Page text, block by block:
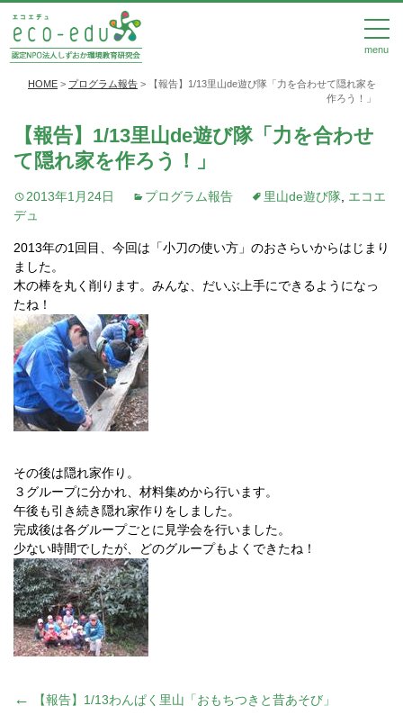
menu
HOME > プログラム報告 >
【報告】1/13里山de遊び隊「力を合わせて隠れ家を
作ろう！」
【報告】1/13里山de遊び隊「力を合わせ
て隠れ家を作ろう！」
2013年1月24日 プログラム報告 里山de遊び隊 エコエ
デュ
2013年の1回目、今回は「小刀の使い方」のおさらいからはじまり
ました。
木の棒を丸く削ります。みんな、だいぶ上手にできるようになっ
たね！
その後は隠れ家作り。
３グループに分かれ、材料集めから行います。
午後も引き続き隠れ家作りをしました。
完成後は各グループごとに見学会を行いました。
少ない時間でしたが、どのグループもよくできたね！
投
← 【報告】1/13わんぱく里山「おもちつきと昔あそび」